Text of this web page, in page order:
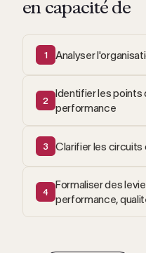
en capacité de
1 Analyser
2
Identifier les points
performance
3 Clarifier les circuits
4
Formaliser des
performance,